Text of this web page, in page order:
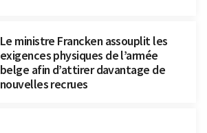
Le ministre Francken assouplit les
exigences physiques de l’armée
belge afin d’attirer davantage de
nouvelles recrues